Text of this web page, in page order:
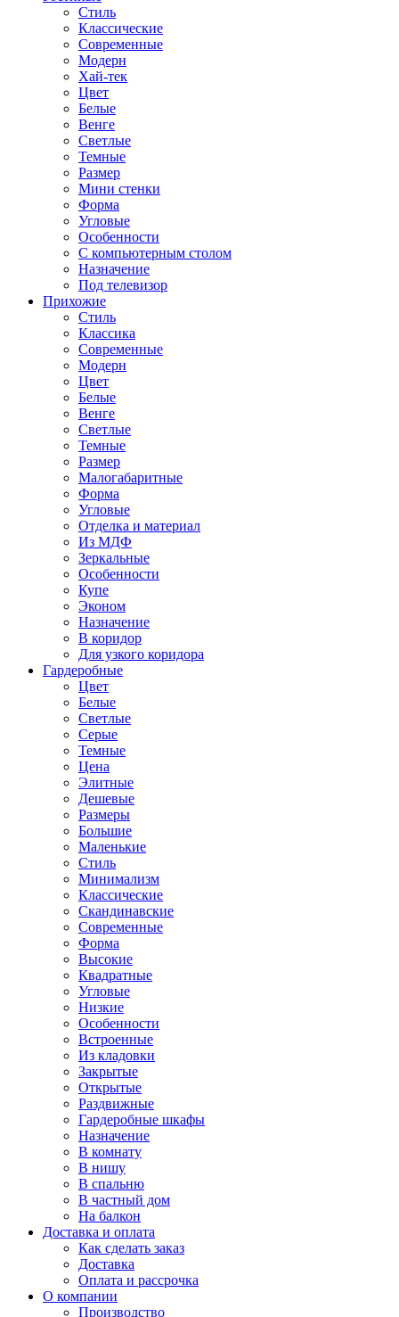
Стиль
Классические
Современные
Модерн
Хай-тек
Цвет
Белые
Венге
Светлые
Темные
Размер
Мини стенки
Форма
Угловые
Особенности
С компьютерным столом
Назначение
Под телевизор
Прихожие
Стиль
Классика
Современные
Модерн
Цвет
Белые
Венге
Светлые
Темные
Размер
Малогабаритные
Форма
Угловые
Отделка и материал
Из МДФ
Зеркальные
Особенности
Купе
Эконом
Назначение
В коридор
Для узкого коридора
Гардеробные
Цвет
Белые
Светлые
Серые
Темные
Цена
Элитные
Дешевые
Размеры
Большие
Маленькие
Стиль
Минимализм
Классические
Скандинавские
Современные
Форма
Высокие
Квадратные
Угловые
Низкие
Особенности
Встроенные
Из кладовки
Закрытые
Открытые
Раздвижные
Гардеробные шкафы
Назначение
В комнату
В нишу
В спальню
В частный дом
На балкон
Доставка и оплата
Как сделать заказ
Доставка
Оплата и рассрочка
О компании
Производство